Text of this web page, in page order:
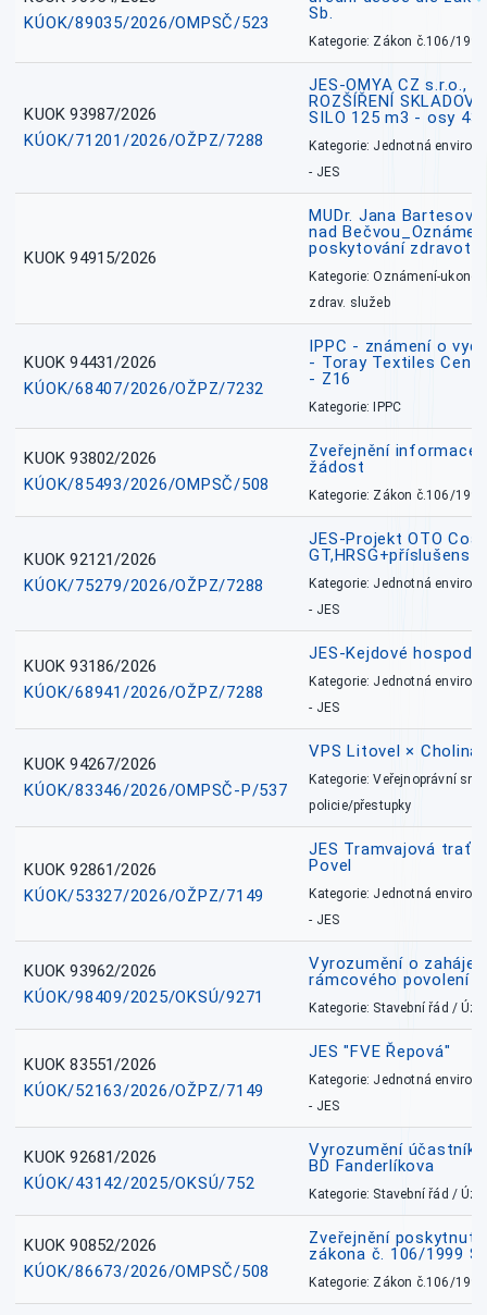
KÚOK/89035/2026/OMPSČ/523
Sb.
Kategorie: Zákon č.106/1999
KUOK 93987/2026
KÚOK/71201/2026/OŽPZ/7288
JES-OMYA CZ s.r.o.,
ROZŠÍŘENÍ
SILO 125 m3 - osy
Kategorie: Jednotná
- JES
KUOK 94915/2026
MUDr. Jana
nad
poskytování
Kategorie: Oznámení-
zdrav. služeb
KUOK 94431/2026
KÚOK/68407/2026/OŽPZ/7232
IPPC - známení o
- Toray Textiles
- Z16
Kategorie: IPPC
KUOK 93802/2026
KÚOK/85493/2026/OMPSČ/508
Zveřejnění informace
žádost
Kategorie: Zákon č.106/1999
KUOK 92121/2026
KÚOK/75279/2026/OŽPZ/7288
JES-Projekt OTO
Kategorie: Jednotná
- JES
KUOK 93186/2026
KÚOK/68941/2026/OŽPZ/7288
JES-Kejdové
Kategorie: Jednotná
- JES
KUOK 94267/2026
KÚOK/83346/2026/OMPSČ-P/537
VPS Litovel ×
Kategorie: Veřejnoprávní
policie/přestupky
KUOK 92861/2026
KÚOK/53327/2026/OŽPZ/7149
JES Tramvajová trať
Povel
Kategorie: Jednotná
- JES
KUOK 93962/2026
KÚOK/98409/2025/OKSÚ/9271
Vyrozumění o
rámcového povolení
Kategorie: Stavební řád /
KUOK 83551/2026
KÚOK/52163/2026/OŽPZ/7149
JES "FVE Řepová"
Kategorie: Jednotná
- JES
KUOK 92681/2026
KÚOK/43142/2025/OKSÚ/752
Vyrozumění
BD Fanderlíkova
Kategorie: Stavební řád /
KUOK 90852/2026
KÚOK/86673/2026/OMPSČ/508
Zveřejnění
zákona č. 106/1999
Kategorie: Zákon č.106/1999